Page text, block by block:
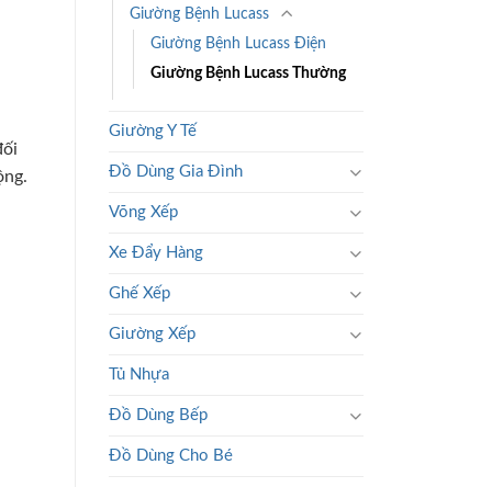
Giường Bệnh Lucass
Giường Bệnh Lucass Điện
Giường Bệnh Lucass Thường
Giường Y Tế
Đồ Dùng Gia Đình
Võng Xếp
Xe Đẩy Hàng
Ghế Xếp
Giường Xếp
Tủ Nhựa
Đồ Dùng Bếp
Đồ Dùng Cho Bé